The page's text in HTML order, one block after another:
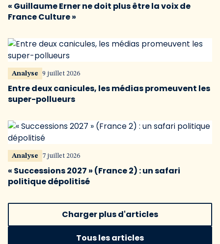
« Guillaume Erner ne doit plus être la voix de
France Culture »
Analyse 9 juillet 2026
Entre deux canicules, les médias promeuvent les
super-pollueurs
Analyse 7 juillet 2026
« Successions 2027 » (France 2) : un safari
politique dépolitisé
Charger plus d'articles
Tous les articles